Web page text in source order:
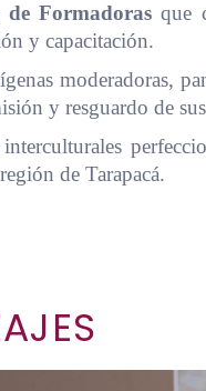
de Formadoras que
y capacitación.
moderadoras,
y resguardo de
interculturales
de Tarapacá.